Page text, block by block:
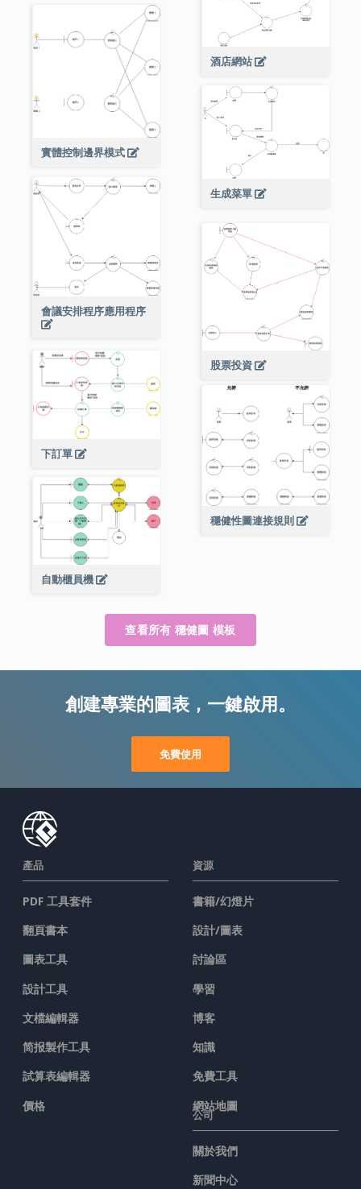
酒店網站
實體控制邊界模式
生成菜單
會議安排程序應用程序
股票投資
下訂單
穩健性圖連接規則
自動櫃員機
查看所有 穩健圖 模板
創建專業的圖表，一鍵啟用。
免費使用
產品
PDF 工具套件
翻頁書本
圖表工具
設計工具
文檔編輯器
简报製作工具
試算表編輯器
價格
資源
書籍/幻燈片
設計/圖表
討論區
學習
博客
知識
免費工具
網站地圖
公司
關於我們
新聞中心